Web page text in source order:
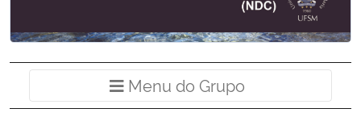
Ministério de Minas e Energia
Menu do Grupo